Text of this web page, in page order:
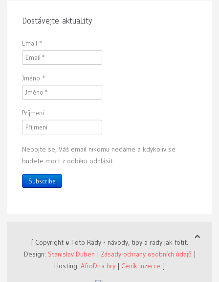
Dostávejte aktuality
Email *
Jméno *
Příjmení
Nebojte se, Váš email nikomu nedáme a kdykoliv se
budete moct z odběru odhlásit.
Subscribe
[ Copyright © Foto Rady - návody, tipy a rady jak fotit.
Design: Stanislav Duben Zásady ochrany osobních údajů|
Hosting: AfroDita hry Ceník inzerce ]